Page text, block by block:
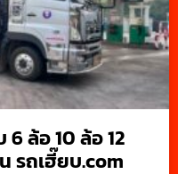
ล้อ 10 ล้อ 12
รถเฮี๊ยบ.com